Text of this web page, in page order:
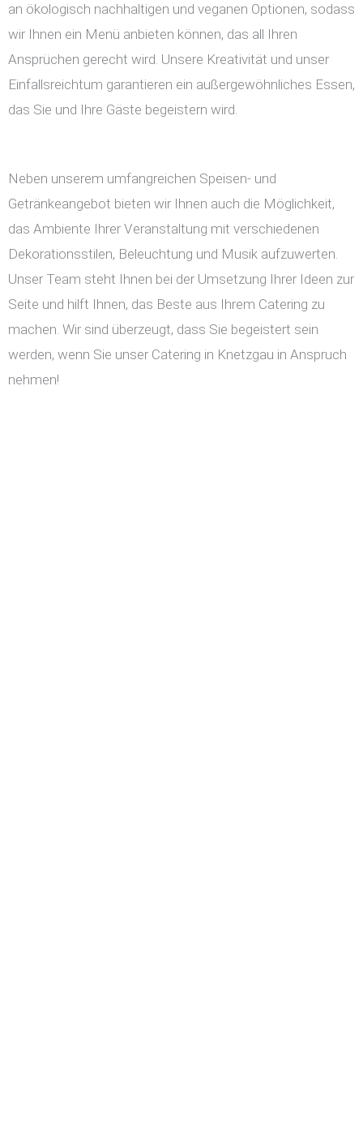
an ökologisch nachhaltigen und veganen Optionen, sodass
wir Ihnen ein Menü anbieten können, das all Ihren
Ansprüchen gerecht wird. Unsere Kreativität und unser
Einfallsreichtum garantieren ein außergewöhnliches Essen,
das Sie und Ihre Gäste begeistern wird.
Neben unserem umfangreichen Speisen- und
Getränkeangebot bieten wir Ihnen auch die Möglichkeit,
das Ambiente Ihrer Veranstaltung mit verschiedenen
Dekorationsstilen, Beleuchtung und Musik aufzuwerten.
Unser Team steht Ihnen bei der Umsetzung Ihrer Ideen zur
Seite und hilft Ihnen, das Beste aus Ihrem Catering zu
machen. Wir sind überzeugt, dass Sie begeistert sein
werden, wenn Sie unser Catering in Knetzgau in Anspruch
nehmen!